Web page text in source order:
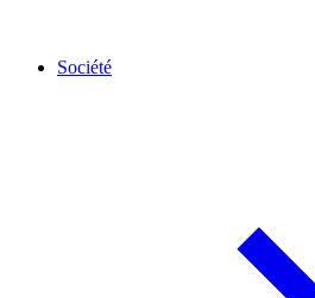
Société